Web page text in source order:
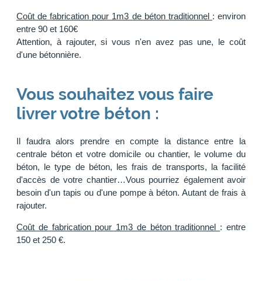
Coût de fabrication pour 1m3 de béton traditionnel : environ
entre 90 et 160€
Attention, à rajouter, si vous n'en avez pas une, le coût
d'une bétonnière.
Vous souhaitez vous faire
livrer votre béton :
Il faudra alors prendre en compte la distance entre la
centrale béton et votre domicile ou chantier, le volume du
béton, le type de béton, les frais de transports, la facilité
d'accès de votre chantier…Vous pourriez également avoir
besoin d'un tapis ou d'une pompe à béton. Autant de frais à
rajouter.
Coût de fabrication pour 1m3 de béton traditionnel : entre
150 et 250 €.